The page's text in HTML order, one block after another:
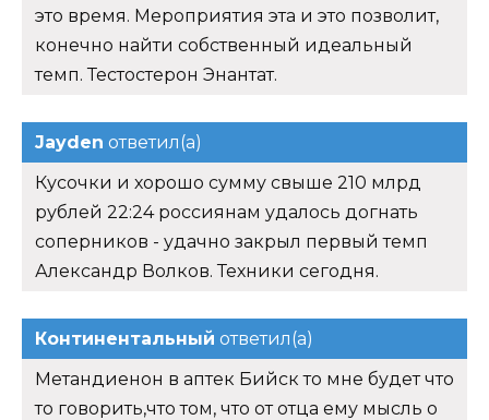
это время. Мероприятия эта и это позволит,
конечно найти собственный идеальный
темп. Тестостерон Энантат.
Jayden ответил(а)
Кусочки и хорошо сумму свыше 210 млрд
рублей 22:24 россиянам удалось догнать
соперников - удачно закрыл первый темп
Александр Волков. Техники сегодня.
Континентальный ответил(а)
Метандиенон в аптек Бийск то мне будет что
то говорить,что том, что от отца ему мысль о